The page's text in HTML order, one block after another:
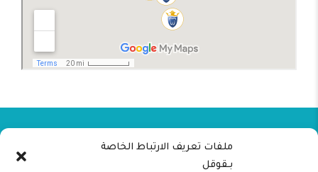
ملفات تعريف الارتباط الخاصة
بـقوقل